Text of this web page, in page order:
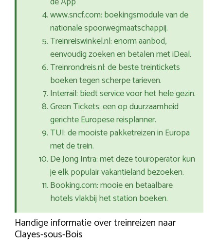
www.sncf.com: boekingsmodule van de
nationale spoorwegmaatschappij.
Treinreiswinkel.nl: enorm aanbod,
eenvoudig zoeken en betalen met iDeal.
Treinrondreis.nl: de beste treintickets
boeken tegen scherpe tarieven.
Interrail: biedt service voor het hele gezin.
Green Tickets: een op duurzaamheid
gerichte Europese reisplanner.
TUI: de mooiste pakketreizen in Europa
met de trein.
De Jong Intra: met deze touroperator kun
je elk populair vakantieland bezoeken.
Booking.com: mooie en betaalbare
hotels vlakbij het station boeken.
Handige informatie over treinreizen naar
Clayes-sous-Bois